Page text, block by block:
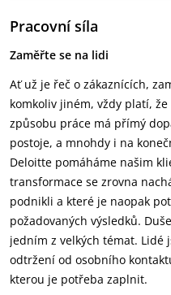
Pracovní síla
Zaměřte se na lidi
Ať už je řeč o zákaznících,
komkoliv jiném, vždy platí,
způsobu práce má přímý
postoje, a mnohdy i na
Deloitte pomáháme našim
transformace se zrovna
podnikli a které je naopak
požadovaných výsledků.
jedním z velkých témat. Lidé
odtržení od osobního
kterou je potřeba zaplnit.